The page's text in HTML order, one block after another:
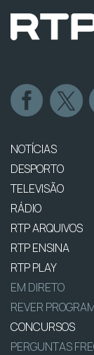
NOTÍCIAS
DESPORTO
TELEVISÃO
RÁDIO
RTP ARQUIVOS
RTP ENSINA
RTP PLAY
EM DIRETO
REVER
CONCURSOS
PERGUNTAS